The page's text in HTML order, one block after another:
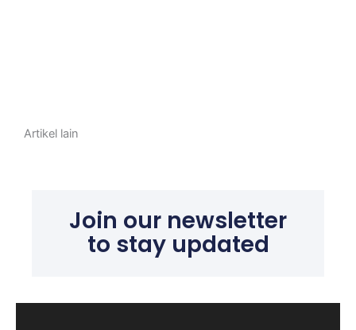
Artikel lain
Join our newsletter
to stay updated